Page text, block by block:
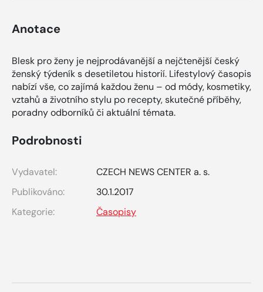
Anotace
Blesk pro ženy je nejprodávanější a nejčtenější český
ženský týdeník s desetiletou historií. Lifestylový časopis
nabízí vše, co zajímá každou ženu – od módy, kosmetiky,
vztahů a životního stylu po recepty, skutečné příběhy,
poradny odborníků či aktuální témata.
Podrobnosti
Vydavatel:
CZECH NEWS CENTER a. s.
Publikováno:
30.1.2017
Kategorie:
Časopisy